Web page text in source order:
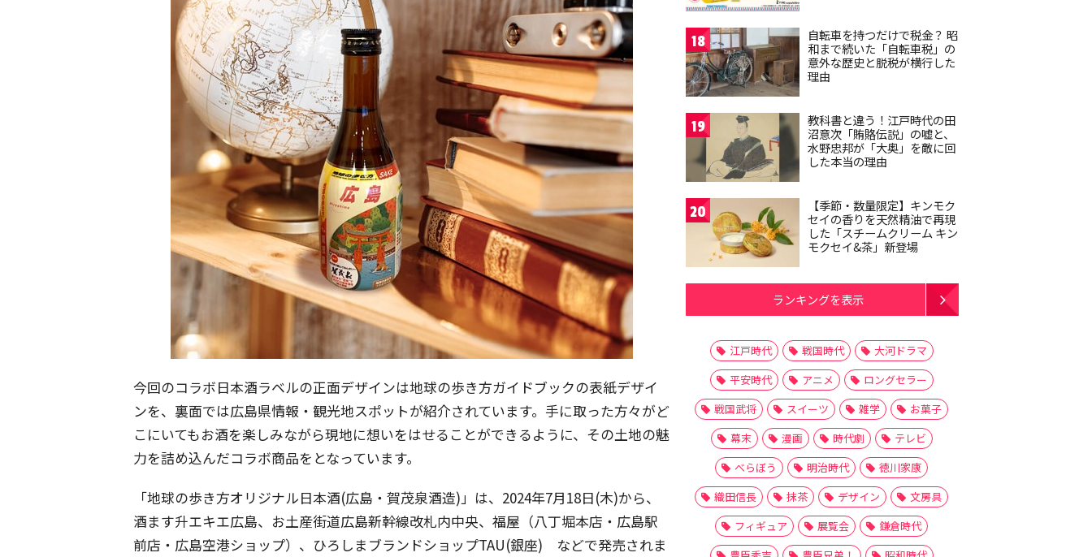
今回のコラボ日本酒ラベルの正面デザインは地球の歩き方ガイドブックの表紙デザイ
ンを、裏面では広島県情報・観光地スポットが紹介されています。手に取った方々がど
こにいてもお酒を楽しみながら現地に想いをはせることができるように、その土地の魅
力を詰め込んだコラボ商品をとなっています。
「地球の歩き方オリジナル日本酒(広島・賀茂泉酒造)」は、2024年7月18日(木)から、
酒ます升エキエ広島、お土産街道広島新幹線改札内中央、福屋（八丁堀本店・広島駅
前店・広島空港ショップ）、ひろしまブランドショップTAU(銀座) などで発売されま
18
自転車を持つだけで税金？ 昭
和まで続いた「自転車税」の
意外な歴史と脱税が横行した
理由
19
教科書と違う！江戸時代の田
沼意次「賄賂伝説」の嘘と、
水野忠邦が「大奥」を敵に回
した本当の理由
20
【季節・数量限定】キンモク
セイの香りを天然精油で再現
した「スチームクリーム キン
モクセイ&茶」新登場
ランキングを表示
江戸時代 戦国時代
大河ドラマ
平安時代
アニメ
ロングセラー
戦国武将
スイーツ 雑学
お菓子
幕末
漫画 時代劇
テレビ
べらぼう
明治時代
徳川家康
織田信長
抹茶 デザイン
文房具
フィギュア
展覧会
鎌倉時代